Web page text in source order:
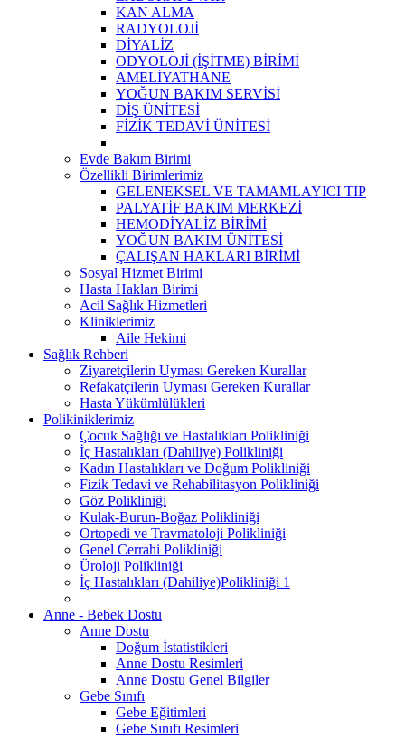
KAN ALMA
RADYOLOJİ
DİYALİZ
ODYOLOJİ (İŞİTME) BİRİMİ
AMELİYATHANE
YOĞUN BAKIM SERVİSİ
DİŞ ÜNİTESİ
FİZİK TEDAVİ ÜNİTESİ
Evde Bakım Birimi
Özellikli Birimlerimiz
GELENEKSEL VE TAMAMLAYICI TIP
PALYATİF BAKIM MERKEZİ
HEMODİYALİZ BİRİMİ
YOĞUN BAKIM ÜNİTESİ
ÇALIŞAN HAKLARI BİRİMİ
Sosyal Hizmet Birimi
Hasta Hakları Birimi
Acil Sağlık Hizmetleri
Kliniklerimiz
Aile Hekimi
Sağlık Rehberi
Ziyaretçilerin Uyması Gereken Kurallar
Refakatçilerin Uyması Gereken Kurallar
Hasta Yükümlülükleri
Polikiniklerimiz
Çocuk Sağlığı ve Hastalıkları Polikliniği
İç Hastalıkları (Dahiliye) Polikliniği
Kadın Hastalıkları ve Doğum Polikliniği
Fizik Tedavi ve Rehabilitasyon Polikliniği
Göz Polikliniği
Kulak-Burun-Boğaz Polikliniği
Ortopedi ve Travmatoloji Polikliniği
Genel Cerrahi Polikliniği
Üroloji Polikliniği
İç Hastalıkları (Dahiliye)Polikliniği 1
Anne - Bebek Dostu
Anne Dostu
Doğum İstatistikleri
Anne Dostu Resimleri
Anne Dostu Genel Bilgiler
Gebe Sınıfı
Gebe Eğitimleri
Gebe Sınıfı Resimleri